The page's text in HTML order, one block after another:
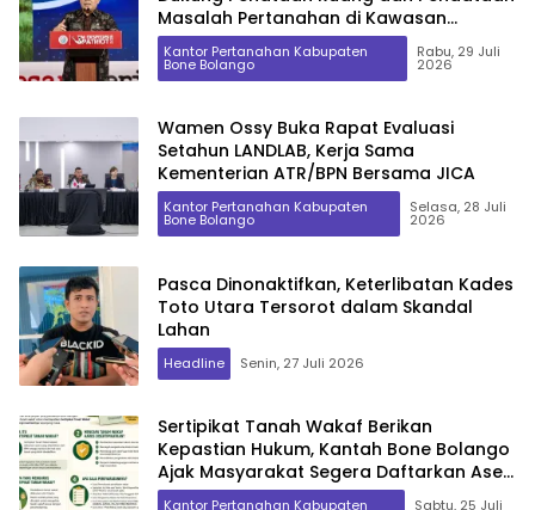
Masalah Pertanahan di Kawasan
Transmigrasi
Kantor Pertanahan Kabupaten
Bone Bolango
Rabu, 29 Juli
2026
Wamen Ossy Buka Rapat Evaluasi
Setahun LANDLAB, Kerja Sama
Kementerian ATR/BPN Bersama JICA
Kantor Pertanahan Kabupaten
Bone Bolango
Selasa, 28 Juli
2026
Pasca Dinonaktifkan, Keterlibatan Kades
Toto Utara Tersorot dalam Skandal
Lahan
Headline Senin, 27 Juli 2026
Sertipikat Tanah Wakaf Berikan
Kepastian Hukum, Kantah Bone Bolango
Ajak Masyarakat Segera Daftarkan Aset
Wakaf
Kantor Pertanahan Kabupaten Sabtu, 25 Juli